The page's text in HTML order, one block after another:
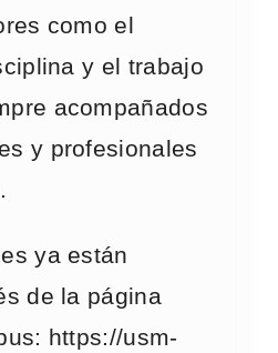
como el
y el trabajo
acompañados
y profesionales
ya están
de la página
https://usm-